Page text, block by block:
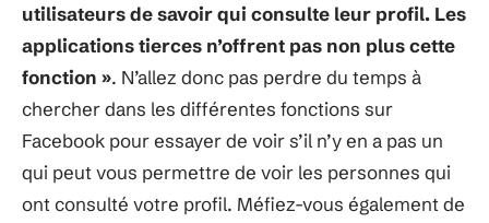
utilisateurs de savoir qui consulte leur profil. Les
applications tierces n’offrent pas non plus cette
fonction ». N’allez donc pas perdre du temps à
chercher dans les différentes fonctions sur
Facebook pour essayer de voir s’il n’y en a pas un
qui peut vous permettre de voir les personnes qui
ont consulté votre profil. Méfiez-vous également de